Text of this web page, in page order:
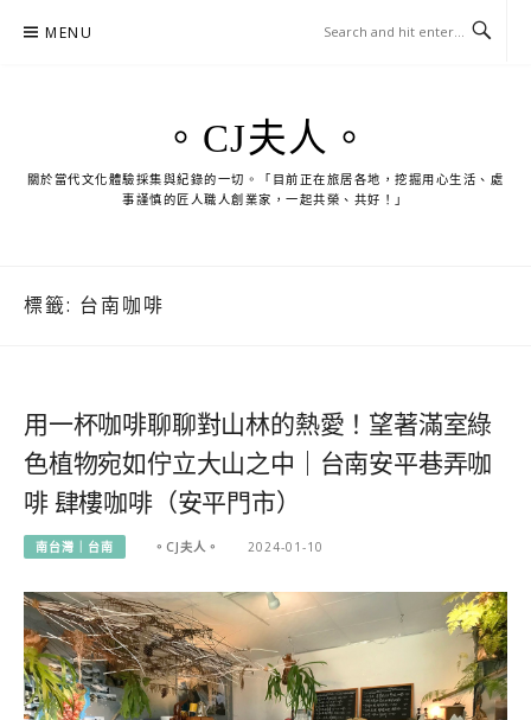
MENU
。CJ夫人。
關於當代文化體驗採集與紀錄的一切。「目前正在旅居各地，挖掘用心生活、處
事謹慎的匠人職人創業家，一起共榮、共好！」
標籤: 台南咖啡
用一杯咖啡聊聊對山林的熱愛！望著滿室綠
色植物宛如佇立大山之中｜台南安平巷弄咖
啡 肆樓咖啡（安平門市）
南台灣｜台南 。CJ夫人。 2024-01-10